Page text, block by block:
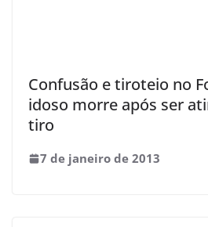
Confusão e tiroteio no
idoso morre após ser
tiro
7 de janeiro de 2013